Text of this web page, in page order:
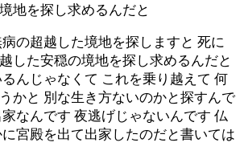
地を探し求めるんだと
の超越した境地を探しますと 死に
した安穏の境地を探し求めるんだと
んじゃなくて これを乗り越えて 何
かと 別な生き方ないのかと探すんで
なんです 夜逃げじゃないんです 仏
宮殿を出て出家したのだと書いては